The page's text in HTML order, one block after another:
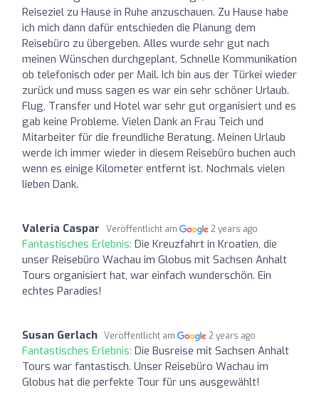
Reiseziel zu Hause in Ruhe anzuschauen. Zu Hause habe
ich mich dann dafür entschieden die Planung dem
Reisebüro zu übergeben. Alles wurde sehr gut nach
meinen Wünschen durchgeplant. Schnelle Kommunikation
ob telefonisch oder per Mail. Ich bin aus der Türkei wieder
zurück und muss sagen es war ein sehr schöner Urlaub.
Flug, Transfer und Hotel war sehr gut organisiert und es
gab keine Probleme. Vielen Dank an Frau Teich und
Mitarbeiter für die freundliche Beratung. Meinen Urlaub
werde ich immer wieder in diesem Reisebüro buchen auch
wenn es einige Kilometer entfernt ist. Nochmals vielen
lieben Dank.
Valeria Caspar Veröffentlicht am 2 years ago
Fantastisches Erlebnis: Die Kreuzfahrt in Kroatien, die
unser Reisebüro Wachau im Globus mit Sachsen Anhalt
Tours organisiert hat, war einfach wunderschön. Ein
echtes Paradies!
Susan Gerlach Veröffentlicht am 2 years ago
Fantastisches Erlebnis: Die Busreise mit Sachsen Anhalt
Tours war fantastisch. Unser Reisebüro Wachau im
Globus hat die perfekte Tour für uns ausgewählt!